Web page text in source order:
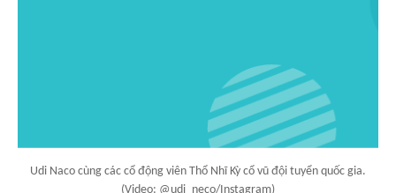
Udi Naco cùng các cổ động viên Thổ Nhĩ Kỳ cổ vũ đội tuyển quốc gia.
(Video: @udi_neco/Instagram)